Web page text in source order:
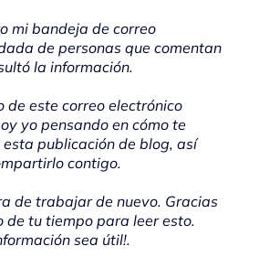
mi bandeja de correo
de personas que comentan
la información.
de este correo electrónico
yo pensando en cómo te
publicación de blog, así
contigo.
de trabajar de nuevo. Gracias
de tu tiempo para leer esto.
sea útil!.